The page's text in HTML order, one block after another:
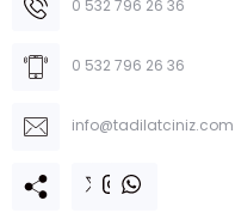
0 532 796 26 36
0 532 796 26 36
info@tadilatciniz.com